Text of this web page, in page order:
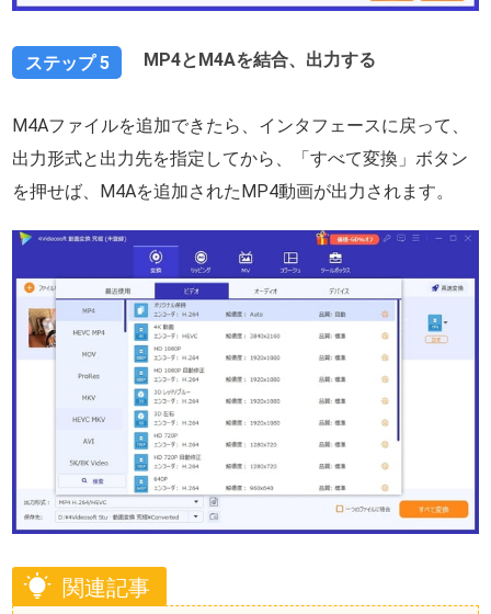
ステップ 5 MP4とM4Aを結合、出力する
M4Aファイルを追加できたら、インタフェースに戻って、
出力形式と出力先を指定してから、「すべて変換」ボタン
を押せば、M4Aを追加されたMP4動画が出力されます。
関連記事